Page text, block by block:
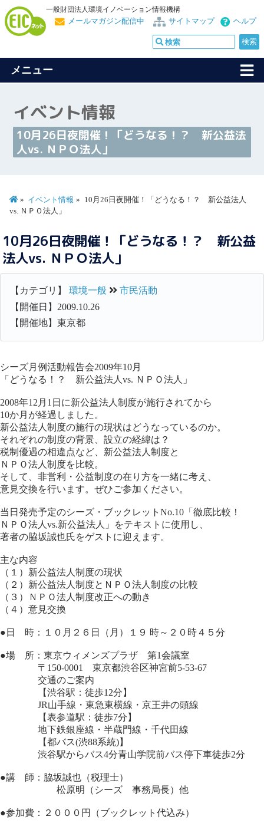
一般財団法人環境イノベーション情報機構
ヘルプ
サイトマップ
メールマガジン配信中
メニュー
イベント情報
10月26日夜開催！「どうなる！？ 新公益法
人vs. ＮＰＯ法人」
イベント情報
10月26日夜開催！「どうなる！？ 新公益法人
vs. ＮＰＯ法人」
10月26日夜開催！「どうなる！？ 新公益
法人vs. ＮＰＯ法人」
【カテゴリ】 環境一般
市民活動
【開催日】2009.10.26
【開催地】東京都
シーズ月例活動報告会2009年10月
「どうなる！？ 新公益法人vs. ＮＰＯ法人」
2008年12月1日に新公益法人制度が施行されてから
10か月が経過しました。
新公益法人制度の施行の現状はどうなっているのか。
それぞれの制度の背景、設立の経緯は？
税制優遇の相違点など、新公益法人制度と
ＮＰＯ法人制度を比較。
そして、非営利・公益制度の在り方を一緒に考え、
意見交換を行います。ぜひご参加ください。
当日発売予定のシーズ・ブックレットNo.10「徹底比較！
ＮＰＯ法人vs.新公益法人」をテキストに使用し、
著者の脇坂誠也氏をゲストに迎えます。
主な内容
（１）新公益法人制度の現状
（２）新公益法人制度とＮＰＯ法人制度の比較
（３）ＮＰＯ法人制度改正への動き
（４）意見交換
●日 時：１０月２６日（月）１９ 時～２０時４５分
●場 所：東京ウィメンズプラザ 第1会議室
〒150-0001 東京都渋谷区神宮前5-53-67
交通のご案内
【渋谷駅：徒歩12分】
JR山手線・東急東横線・京王井の頭線
【表参道駅：徒歩7分】
地下鉄銀座線・半蔵門線・千代田線
【都バス(渋88系統)】
渋谷駅からバス4分青山学院前バス停下車徒歩2分
●講 師：脇坂誠也（税理士）
松原明（シーズ 事務局長）他
●参加費：２０００円（ブックレット代込み）